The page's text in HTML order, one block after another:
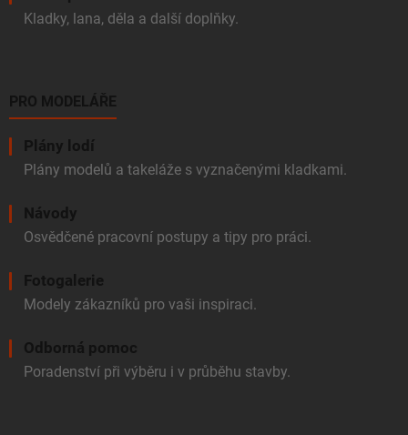
Kladky, lana, děla a další doplňky.
PRO MODELÁŘE
Plány lodí
Plány modelů a takeláže s vyznačenými kladkami.
Návody
Osvědčené pracovní postupy a tipy pro práci.
Fotogalerie
Modely zákazníků pro vaši inspiraci.
Odborná pomoc
Poradenství při výběru i v průběhu stavby.